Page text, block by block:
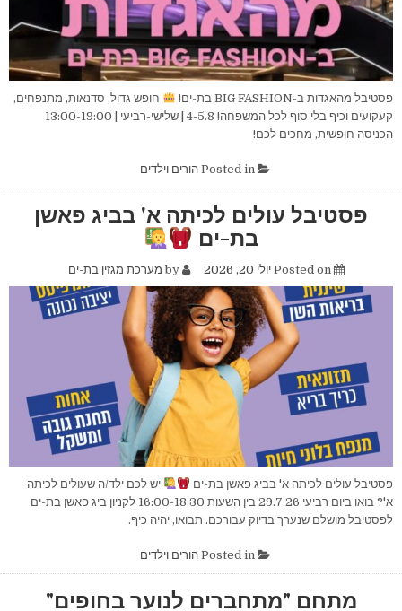
פסטיבל מהאגדות ב-BIG FASHION בת-ים!
חופש גדול, סדנאות, מתנפחים,
קעקועים וכיף בלי סוף לכל המשפחה! 4-5.8 | שלישי-רביעי | 13:00-19:00
הכניסה חופשית, מחכים לכם!
הורים וילדים
פסטיבל עולים לכיתה א' בביג פאשן
בת-ים
יולי 20, 2026 מערכת מגזין בת-ים
פסטיבל עולים לכיתה א' בביג פאשן בת-ים
יש לכם ילד/ה שעולים לכיתה
א'? בואו ביום רביעי 29.7.26 בין השעות 16:00-18:30 לקניון ביג פאשן בת-ים
לפסטיבל מושלם שנערך בדיוק עבורכם. תבואו, יהיה כיף.
הורים וילדים
מתחם "מתחברים לנוער בחופים"